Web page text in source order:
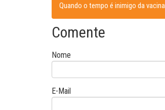
Quando o tempo é inimigo da vacina
Comente
Nome
E-Mail